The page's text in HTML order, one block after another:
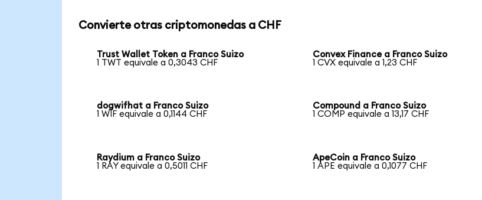
Convierte otras criptomonedas a CHF
Trust Wallet Token a Franco Suizo
1 TWT equivale a 0,3043 CHF
Convex Finance a Franco Suizo
1 CVX equivale a 1,23 CHF
dogwifhat a Franco Suizo
1 WIF equivale a 0,1144 CHF
Compound a Franco Suizo
1 COMP equivale a 13,17 CHF
Raydium a Franco Suizo
1 RAY equivale a 0,5011 CHF
ApeCoin a Franco Suizo
1 APE equivale a 0,1077 CHF